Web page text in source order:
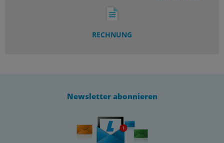
RECHNUNG
Newsletter abonnieren